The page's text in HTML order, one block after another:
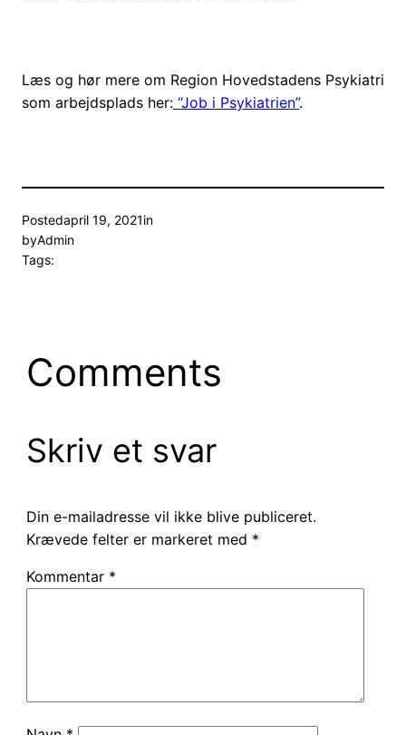
Læs og hør mere om Region Hovedstadens Psykiatri
som arbejdsplads her: “Job i Psykiatrien”.
Postedapril 19, 2021in
byAdmin
Tags:
Comments
Skriv et svar
Din e-mailadresse vil ikke blive publiceret.
Krævede felter er markeret med *
Kommentar *